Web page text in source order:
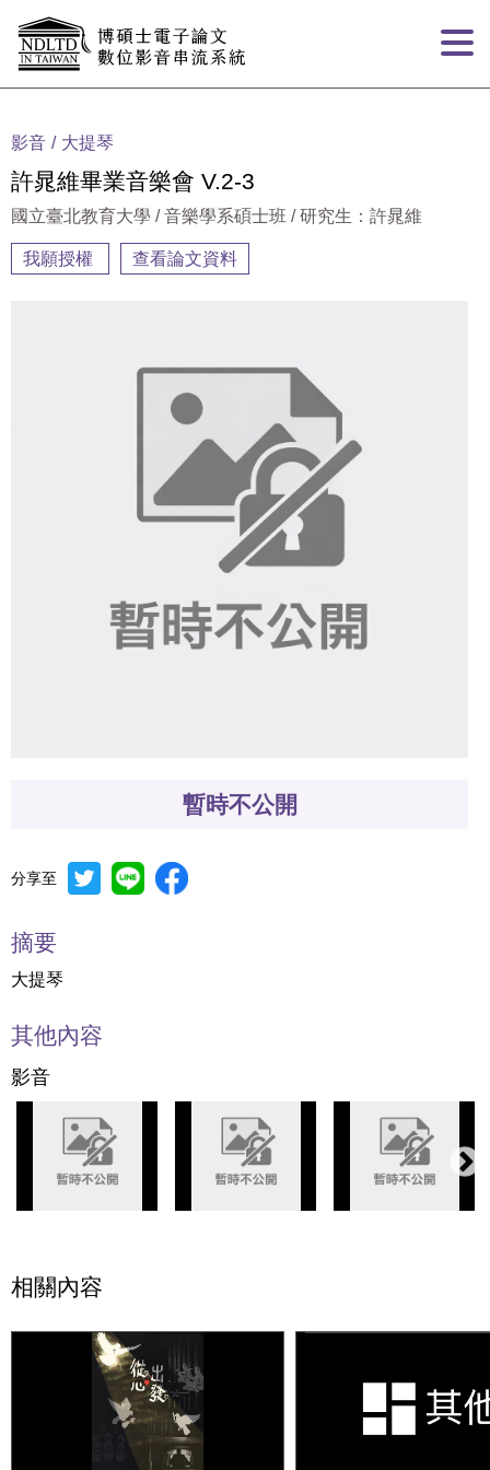
影音 大提琴
許晁維畢業音樂會 V.2-3
國立臺北教育大學 / 音樂學系碩士班 / 研究生：許晁維
我願授權 查看論文資料
暫時不公開
分享至
摘要
大提琴
其他內容
影音
相關內容